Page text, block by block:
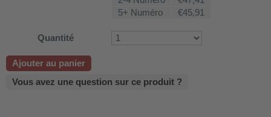
5+ Numéro
€45,91
Quantité
Ajouter au panier
Vous avez une question sur ce produit ?